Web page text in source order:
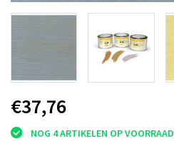
€37,76
NOG 4 ARTIKELEN OP VOORRAAD